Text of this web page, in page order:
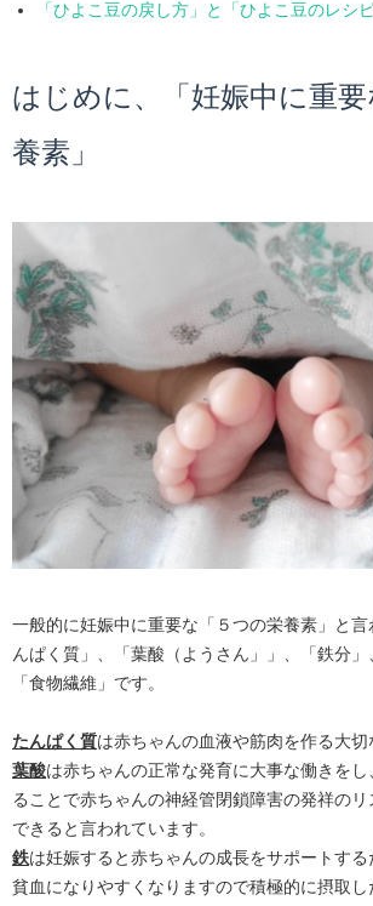
「ひよこ豆の戻し方」と「ひよこ豆のレシピ
はじめに、「妊娠中に重
養素」
一般的に妊娠中に重要な「５つの栄養素」と言
んぱく質」、「葉酸（ようさん」」、「鉄分」
「食物繊維」です。
たんぱく質は赤ちゃんの血液や筋肉を作る大切
葉酸は赤ちゃんの正常な発育に大事な働きを
ることで赤ちゃんの神経管閉鎖障害の発祥の
できると言われています。
鉄は妊娠すると赤ちゃんの成長をサポートす
貧血になりやすくなりますので積極的に摂取し